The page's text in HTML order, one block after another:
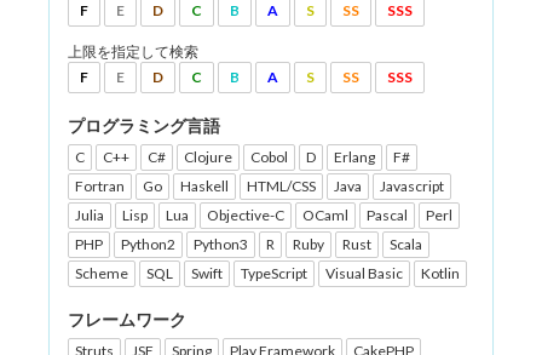
F E D C B A S SS SSS
上限を指定して検索
F
E D C B A S SS SSS
プログラミング言語
C C++ C# Clojure Cobol D Erlang
F#
Fortran
Go Haskell HTML/CSS Java
Javascript
Julia
Lisp Lua Objective-C OCaml Pascal
Perl
PHP
Python2 Python3 R Ruby Rust
Scala
Scheme
SQL Swift TypeScript Visual Basic Kotlin
フレームワーク
Struts JSF Spring Play Framework
CakePHP